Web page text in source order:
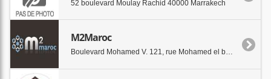
52 boulevard Moulay Rachid 40000 Marrakech
M2Maroc
Boulevard Mohamed V. 121, rue Mohamed el bekkal 40000 Marrakech